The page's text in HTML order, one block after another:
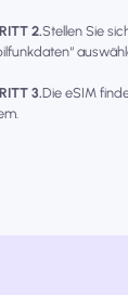
2.Stellen Sie
3.Die eSIM